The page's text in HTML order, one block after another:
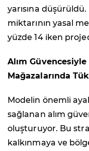
yarısına
miktarının yasal
yüzde 14 iken
Alım
Mağazalarında
Modelin önemli
sağlanan alım
oluşturuyor. Bu
kalkınmaya ve